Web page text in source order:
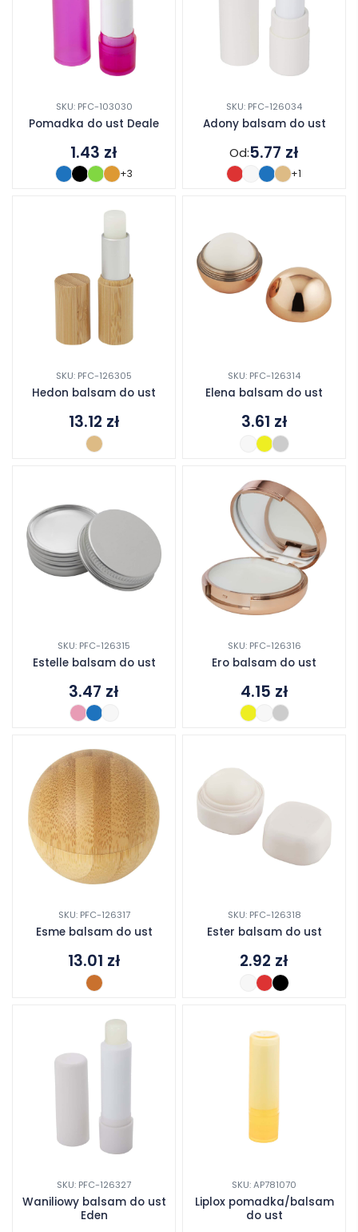
SKU: PFC-103030
Pomadka do ust Deale
1.43 zł
+3
SKU: PFC-126034
Adony balsam do ust
Od:5.77 zł
+1
SKU: PFC-126305
Hedon balsam do ust
13.12 zł
SKU: PFC-126314
Elena balsam do ust
3.61 zł
SKU: PFC-126315
Estelle balsam do ust
3.47 zł
SKU: PFC-126316
Ero balsam do ust
4.15 zł
SKU: PFC-126317
Esme balsam do ust
13.01 zł
SKU: PFC-126318
Ester balsam do ust
2.92 zł
SKU: PFC-126327
Waniliowy balsam do ust
Eden
SKU: AP781070
Liplox pomadka/balsam
do ust